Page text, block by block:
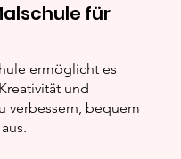
unserer
für
ermöglicht es
und
verbessern, bequem